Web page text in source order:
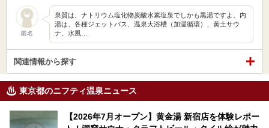
匿名
泉質は、ナトリウム塩化物炭酸水素塩泉でしかも黒湯ですよ。内
湯は、各種ジェットバス、温泉大浴槽（加温循環）、黄土サウ
ナ、水風…
関連情報から探す
東京都のニフティ温泉ニュース
【2026年7月オープン】黄金湯 新宿店を体験レポー